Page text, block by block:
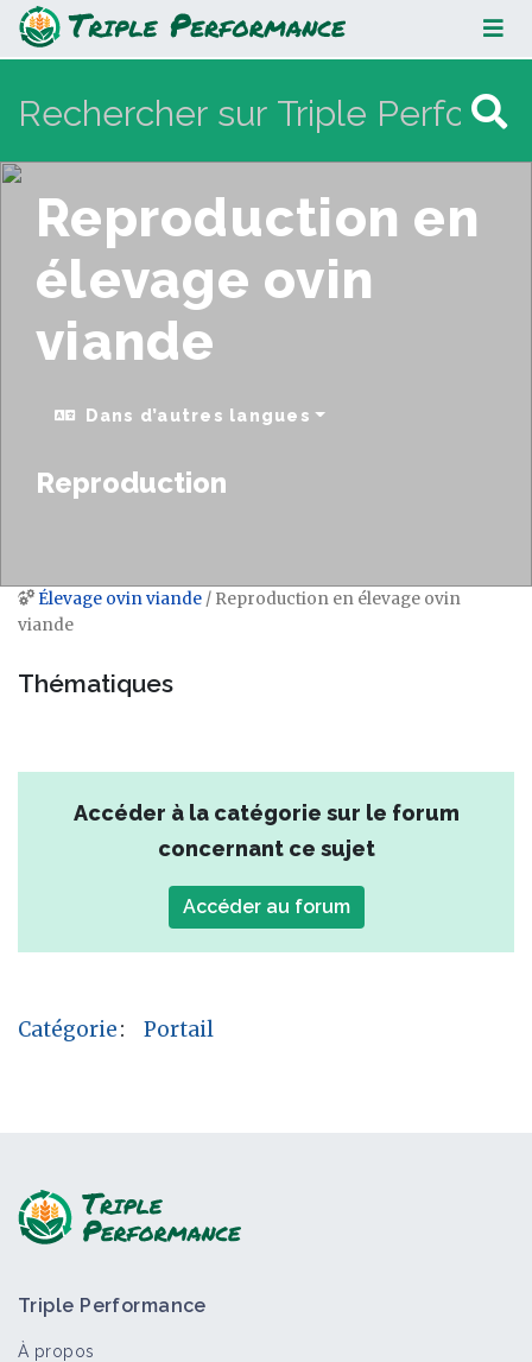
Reproduction en élevage ovin
viande
Reproduction en
élevage ovin
viande
Dans d’autres langues
Reproduction
Aller à :navigation,rechercher
Élevage ovin viande / Reproduction en élevage ovin
viande
Thématiques
Accéder à la catégorie sur le forum
concernant ce sujet
Accéder au forum
Catégorie: Portail
Triple Performance
À propos